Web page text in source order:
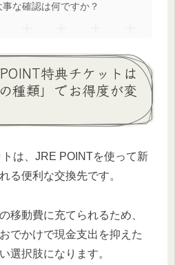
な確認は何ですか？
特典チケットは
種類」でお得度が変
は、JRE POINTを使って新
る便利な交換先です。
移動費に充てられるため、
でかけで現金支出を抑えた
選択肢になります。